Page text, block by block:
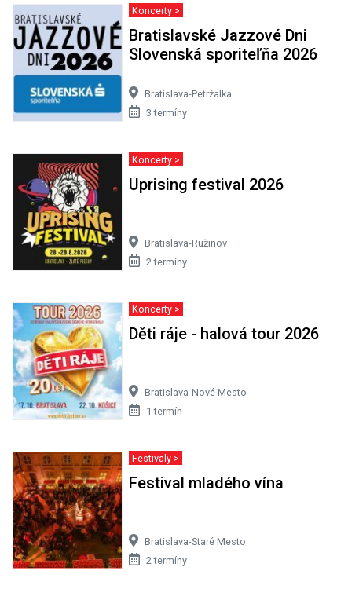
Koncerty >
Bratislavské Jazzové Dni
Slovenská sporiteľňa 2026
Bratislava-Petržalka
3 termíny
Koncerty >
Uprising festival 2026
Bratislava-Ružinov
2 termíny
Koncerty >
Děti ráje - halová tour 2026
Bratislava-Nové Mesto
1 termín
Festivaly >
Festival mladého vína
Bratislava-Staré Mesto
2 termíny